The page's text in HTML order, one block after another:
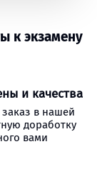
к экзамену
и качества
заказ в нашей
доработку
вами